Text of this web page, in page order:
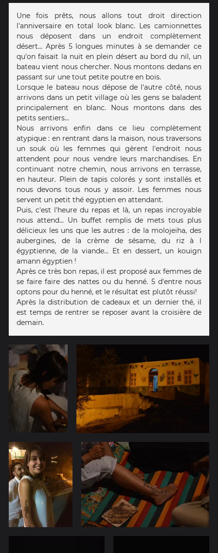
Une fois prêts, nous allons tout droit direction
l'anniversaire en total look blanc. Les camionnettes
nous déposent dans un endroit complètement
désert... Après 5 longues minutes à se demander ce
qu'on faisait la nuit en plein désert au bord du nil, un
bateau vient nous chercher. Nous montons dedans en
passant sur une tout petite poutre en bois.
Lorsque le bateau nous dépose de l'autre côté, nous
arrivons dans un petit village où les gens se baladent
principalement en blanc. Nous montons dans des
petits sentiers...
Nous arrivons enfin dans ce lieu complètement
atypique : en rentrant dans la maison, nous traversons
un souk où les femmes qui gèrent l'endroit nous
attendent pour nous vendre leurs marchandises. En
continuant notre chemin, nous arrivons en terrasse,
en hauteur. Plein de tapis colorés y sont installés et
nous devons tous nous y assoir. Les femmes nous
servent un petit thé egyptien en attendant.
Puis, c'est l'heure du repas et là, un repas incroyable
nous attend... Un buffet remplis de mets tous plus
délicieux les uns que les autres : de la molojeiha, des
aubergines, de la crème de sésame, du riz à l
égyptienne, de la viande... Et en dessert, un kouign
amann égyptien !
Après ce très bon repas, il est proposé aux femmes de
se faire faire des nattes ou du henné. 5 d'entre nous
optons pour du henné, et le résultat est plutôt réussi!
Après la distribution de cadeaux et un dernier thé, il
est temps de rentrer se reposer avant la croisière de
demain.